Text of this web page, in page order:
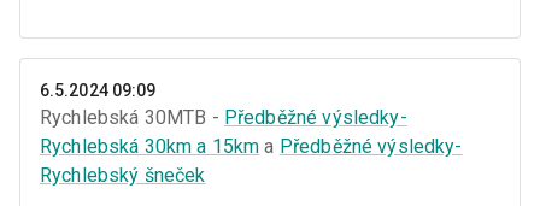
6.5.2024 09:09
Rychlebská 30MTB - Předběžné výsledky-
Rychlebská 30km a 15km a Předběžné výsledky-
Rychlebský šneček